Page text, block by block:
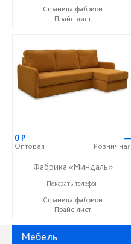
Страница фабрики
Прайс-лист
0Р
Оптовая
—
Розничная
Фабрика «Миндаль»
+7 (927) 630-62-82
Показать телефон
Страница фабрики
Прайс-лист
Мебель